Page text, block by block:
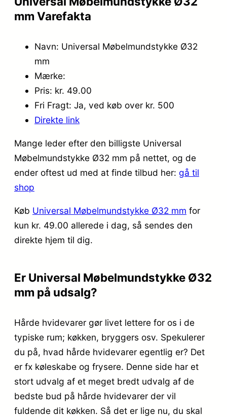
mm Varefakta
Navn: Universal Møbelmundstykke Ø32
mm
Mærke:
Pris: kr. 49.00
Fri Fragt: Ja, ved køb over kr. 500
Direkte link
Mange leder efter den billigste Universal
Møbelmundstykke Ø32 mm på nettet, og de
ender oftest ud med at finde tilbud her: gå til
shop
Køb Universal Møbelmundstykke Ø32 mm for
kun kr. 49.00 allerede i dag, så sendes den
direkte hjem til dig.
Er Universal Møbelmundstykke Ø32
mm på udsalg?
Hårde hvidevarer gør livet lettere for os i de
typiske rum; køkken, bryggers osv. Spekulerer
du på, hvad hårde hvidevarer egentlig er? Det
er fx køleskabe og frysere. Denne side har et
stort udvalg af et meget bredt udvalg af de
bedste bud på hårde hvidevarer der vil
fuldende dit køkken. Så det er lige nu, du skal